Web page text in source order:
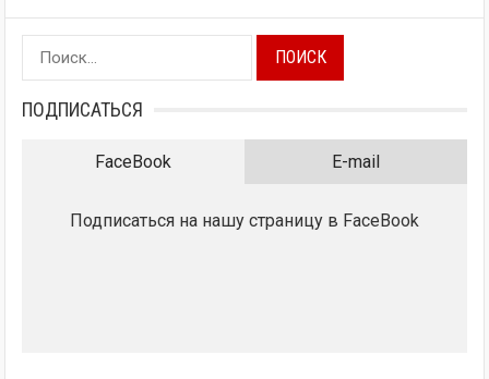
Найти:
ПОДПИСАТЬСЯ
FaceBook E-mail
Подписаться на нашу страницу в FaceBook